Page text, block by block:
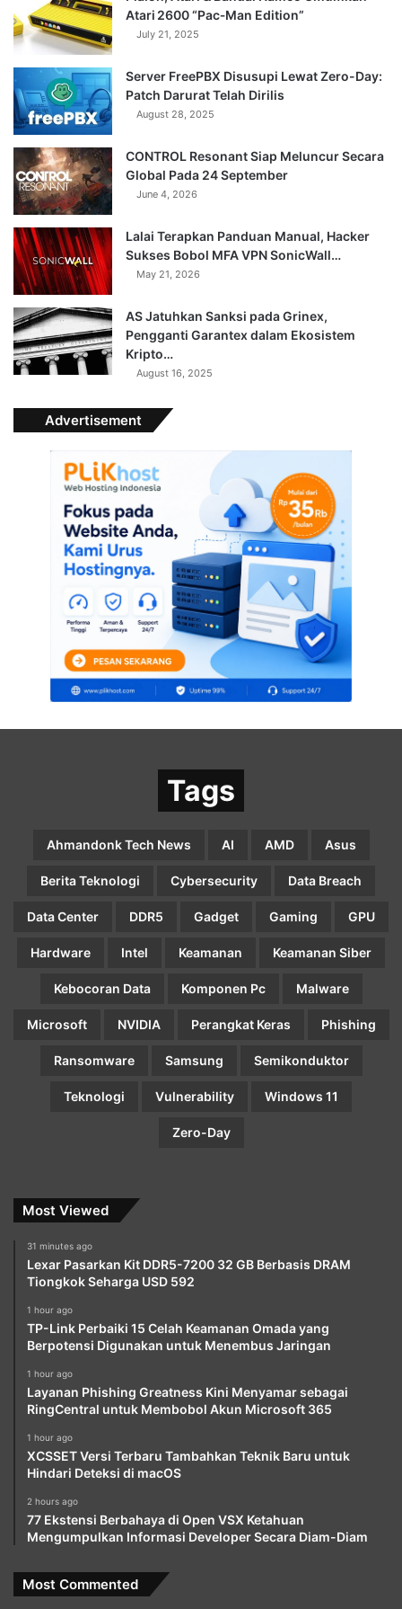
Atari 2600 “Pac‑Man Edition”
July 21, 2025
Server FreePBX Disusupi Lewat Zero-Day:
Patch Darurat Telah Dirilis
August 28, 2025
CONTROL Resonant Siap Meluncur Secara
Global Pada 24 September
June 4, 2026
Lalai Terapkan Panduan Manual, Hacker
Sukses Bobol MFA VPN SonicWall…
May 21, 2026
AS Jatuhkan Sanksi pada Grinex,
Pengganti Garantex dalam Ekosistem
Kripto…
August 16, 2025
Advertisement
Tags
Ahmandonk Tech News AI AMD Asus
Berita Teknologi Cybersecurity Data Breach
Data Center DDR5 Gadget Gaming GPU
Hardware Intel Keamanan Keamanan Siber
Kebocoran Data Komponen Pc Malware
Microsoft NVIDIA Perangkat Keras Phishing
Ransomware Samsung Semikonduktor
Teknologi Vulnerability Windows 11
Zero-Day
Most Viewed
31 minutes ago
Lexar Pasarkan Kit DDR5-7200 32 GB Berbasis DRAM
Tiongkok Seharga USD 592
1 hour ago
TP-Link Perbaiki 15 Celah Keamanan Omada yang
Berpotensi Digunakan untuk Menembus Jaringan
1 hour ago
Layanan Phishing Greatness Kini Menyamar sebagai
RingCentral untuk Membobol Akun Microsoft 365
1 hour ago
XCSSET Versi Terbaru Tambahkan Teknik Baru untuk
Hindari Deteksi di macOS
2 hours ago
77 Ekstensi Berbahaya di Open VSX Ketahuan
Mengumpulkan Informasi Developer Secara Diam-Diam
Most Commented